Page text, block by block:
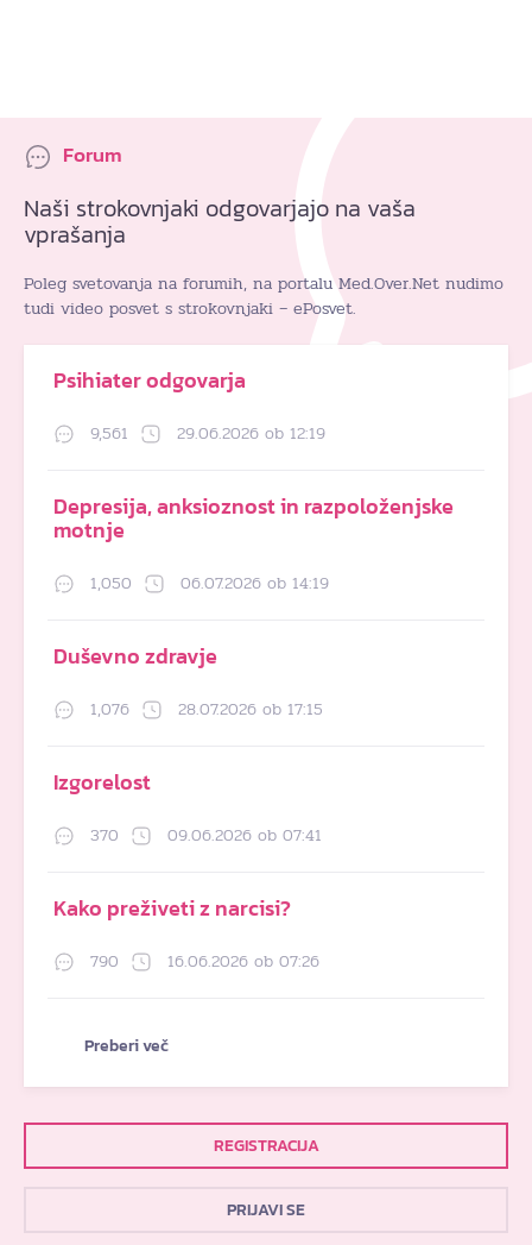
Forum
Naši strokovnjaki odgovarjajo na vaša
vprašanja
Poleg svetovanja na forumih, na portalu Med.Over.Net nudimo
tudi video posvet s strokovnjaki – ePosvet.
Psihiater odgovarja
9,561 29.06.2026 ob 12:19
Depresija, anksioznost in razpoloženjske
motnje
1,050 06.07.2026 ob 14:19
Duševno zdravje
1,076 28.07.2026 ob 17:15
Izgorelost
370 09.06.2026 ob 07:41
Kako preživeti z narcisi?
790 16.06.2026 ob 07:26
Preberi več
REGISTRACIJA
PRIJAVI SE